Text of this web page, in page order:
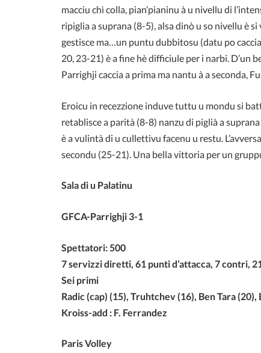
macciu chì colla, pian’pianinu à u nivellu di
ripiglia a suprana (8-5), alsa dinò u so nivellu è si
gestisce ma…un puntu dubbitosu (datu po
20, 23-21) è a fine hè difficiule per i narbi. D’un
Parrighji caccia a prima ma nantu à a seconda,
Eroicu in recezzione induve tuttu u mondu si
retablisce a parità (8-8) nanzu di piglià a
è a vulintà di u cullettivu facenu u restu.
secondu (25-21). Una bella vittoria per un
Sala di u Palatinu
GFCA-Parrighji 3-1
Spettatori: 500
7 servizzi diretti, 61 punti d’attacca, 7 contri,
Sei primi
Radic (cap) (15), Truhtchev (16), Ben Tara
Kroiss-add : F. Ferrandez
Paris Volley